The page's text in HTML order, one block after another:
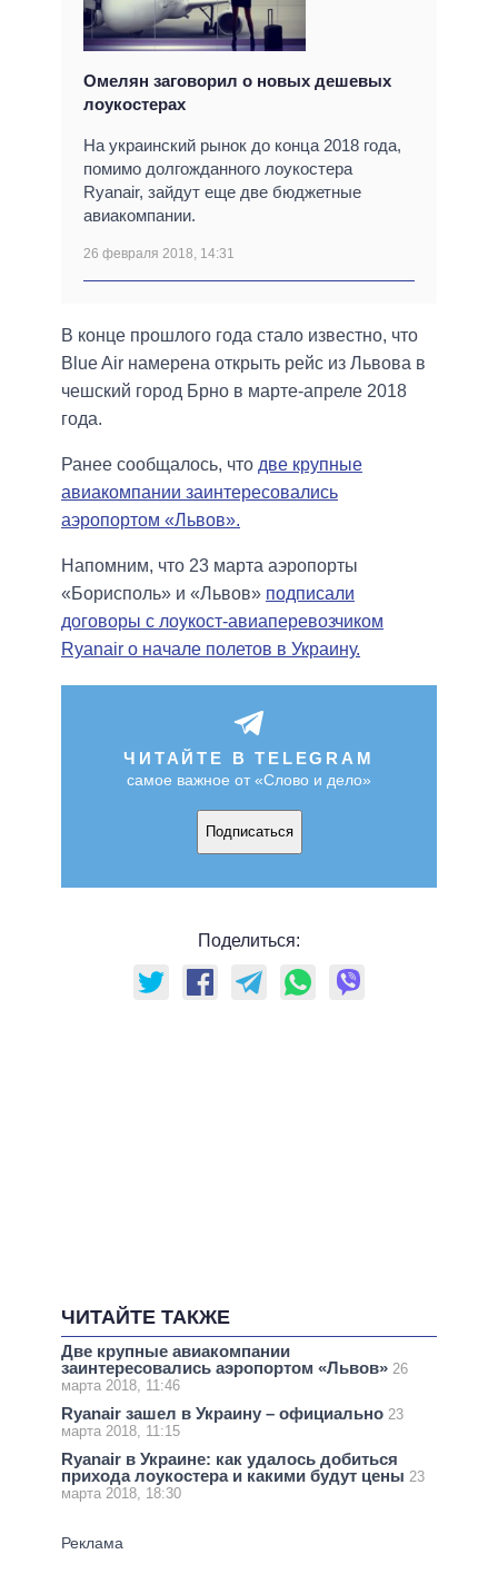
Омелян заговорил о новых дешевых
лоукостерах
На украинский рынок до конца 2018 года,
помимо долгожданного лоукостера
Ryanair, зайдут еще две бюджетные
авиакомпании.
26 февраля 2018, 14:31
В конце прошлого года стало известно, что
Blue Air намерена открыть рейс из Львова в
чешский город Брно в марте-апреле 2018
года.
Ранее сообщалось, что две крупные
авиакомпании заинтересовались
аэропортом «Львов».
Напомним, что 23 марта аэропорты
«Борисполь» и «Львов» подписали
договоры с лоукост-авиаперевозчиком
Ryanair о начале полетов в Украину.
ЧИТАЙТЕ В TELEGRAM
самое важное от «Слово и дело»
Подписаться
Поделиться:
ЧИТАЙТЕ ТАКЖЕ
Две крупные авиакомпании
заинтересовались аэропортом «Львов» 26
марта 2018, 11:46
Ryanair зашел в Украину – официально 23
марта 2018, 11:15
Ryanair в Украине: как удалось добиться
прихода лоукостера и какими будут цены 23
марта 2018, 18:30